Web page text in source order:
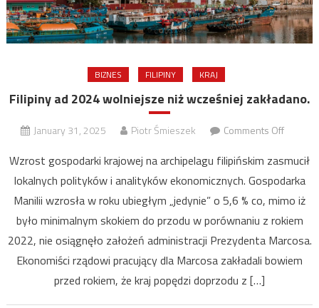
BIZNES FILIPINY KRAJ
Filipiny ad 2024 wolniejsze niż wcześniej zakładano.
January 31, 2025 Piotr Śmieszek Comments Offon
ad
2024
niż
Wzrost gospodarki krajowej na archipelagu filipińskim zasmucił
lokalnych polityków i analityków ekonomicznych. Gospodarka
Manilii wzrosła w roku ubiegłym „jedynie” o 5,6 % co, mimo iż
było minimalnym skokiem do przodu w porównaniu z rokiem
2022, nie osiągnęło założeń administracji Prezydenta Marcosa.
Ekonomiści rządowi pracujący dla Marcosa zakładali bowiem
przed rokiem, że kraj popędzi doprzodu z […]